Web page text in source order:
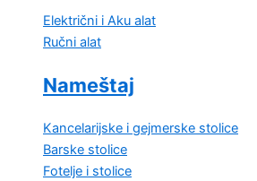
Električni i Aku alat
Ručni alat
Nameštaj
Kancelarijske i gejmerske stolice
Barske stolice
Fotelje i stolice